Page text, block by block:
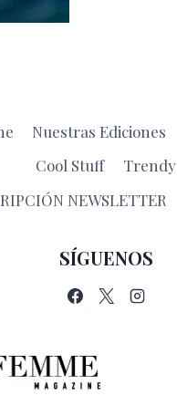
Nuestras Ediciones
Cool Stuff
Trendy
NEWSLETTER
SÍGUENOS